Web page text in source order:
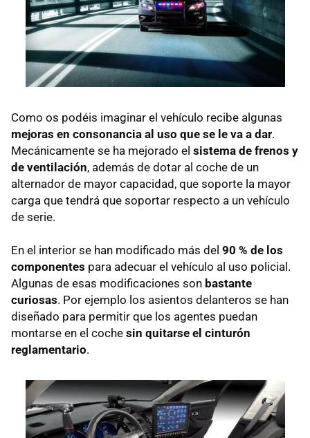
Como os podéis imaginar el vehículo recibe algunas
mejoras en consonancia al uso que se le va a dar.
Mecánicamente se ha mejorado el sistema de frenos y
de ventilación, además de dotar al coche de un
alternador de mayor capacidad, que soporte la mayor
carga que tendrá que soportar respecto a un vehículo
de serie.
En el interior se han modificado más del 90 % de los
componentes para adecuar el vehículo al uso policial.
Algunas de esas modificaciones son bastante
curiosas. Por ejemplo los asientos delanteros se han
diseñado para permitir que los agentes puedan
montarse en el coche sin quitarse el cinturón
reglamentario.